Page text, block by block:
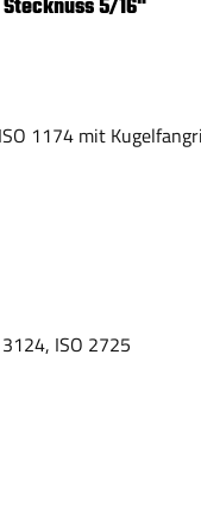
Stecknuss 5/16"
1174 mit
ISO 2725